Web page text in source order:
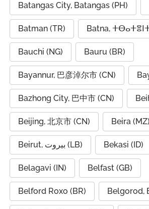
Batangas City, Batangas (PH)
Batman (TR)
Bauchi (NG) Bauru (BR)
Bayannur, 巴彦淖尔市 (CN)
Bazhong City, 巴中市 (CN)
Beijing, 北京市 (CN) Beira (MZ)
Beirut, بيروت (LB) Bekasi (ID)
Belagavi (IN) Belfast (GB)
Belford Roxo (BR) Belgorod,